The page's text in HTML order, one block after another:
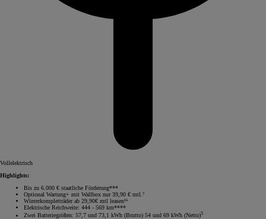
Vollelektrisch
Highlights:
Bis zu 6.000 € staatliche Förderung***
Optional Wartung+ mit Wallbox nur 39,90 € mtl.⁷
Winterkompletträder ab 29,90€ mtl leasen¹⁵
Elektrische Reichweite: 444 - 569 km****
Zwei Batteriegrößen: 57,7 und 73,1 kWh (Brutto) 54 und 69 kWh (Netto)5